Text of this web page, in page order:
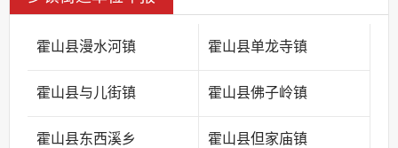
霍山县漫水河镇 霍山县单龙寺镇
霍山县与儿街镇 霍山县佛子岭镇
霍山县东西溪乡 霍山县但家庙镇